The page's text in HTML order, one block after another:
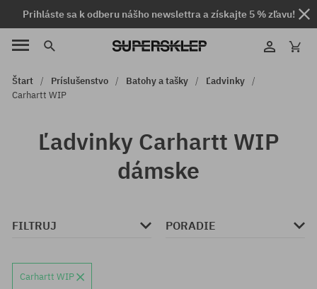
Prihláste sa k odberu nášho newslettra a získajte 5 % zľavu!
Štart Príslušenstvo Batohy a tašky
Ľadvinky
Carhartt WIP
Ľadvinky Carhartt WIP
dámske
FILTRUJ PORADIE
Carhartt WIP